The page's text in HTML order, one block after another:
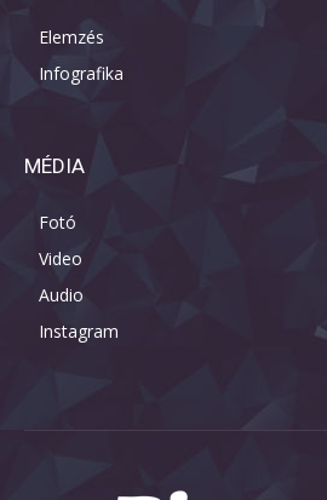
Elemzés
Infografika
MÉDIA
Fotó
Video
Audio
Instagram